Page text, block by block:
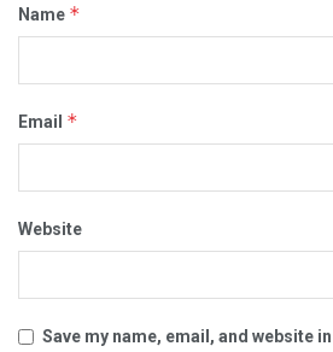
Name *
Email *
Website
Save my name, email, and website